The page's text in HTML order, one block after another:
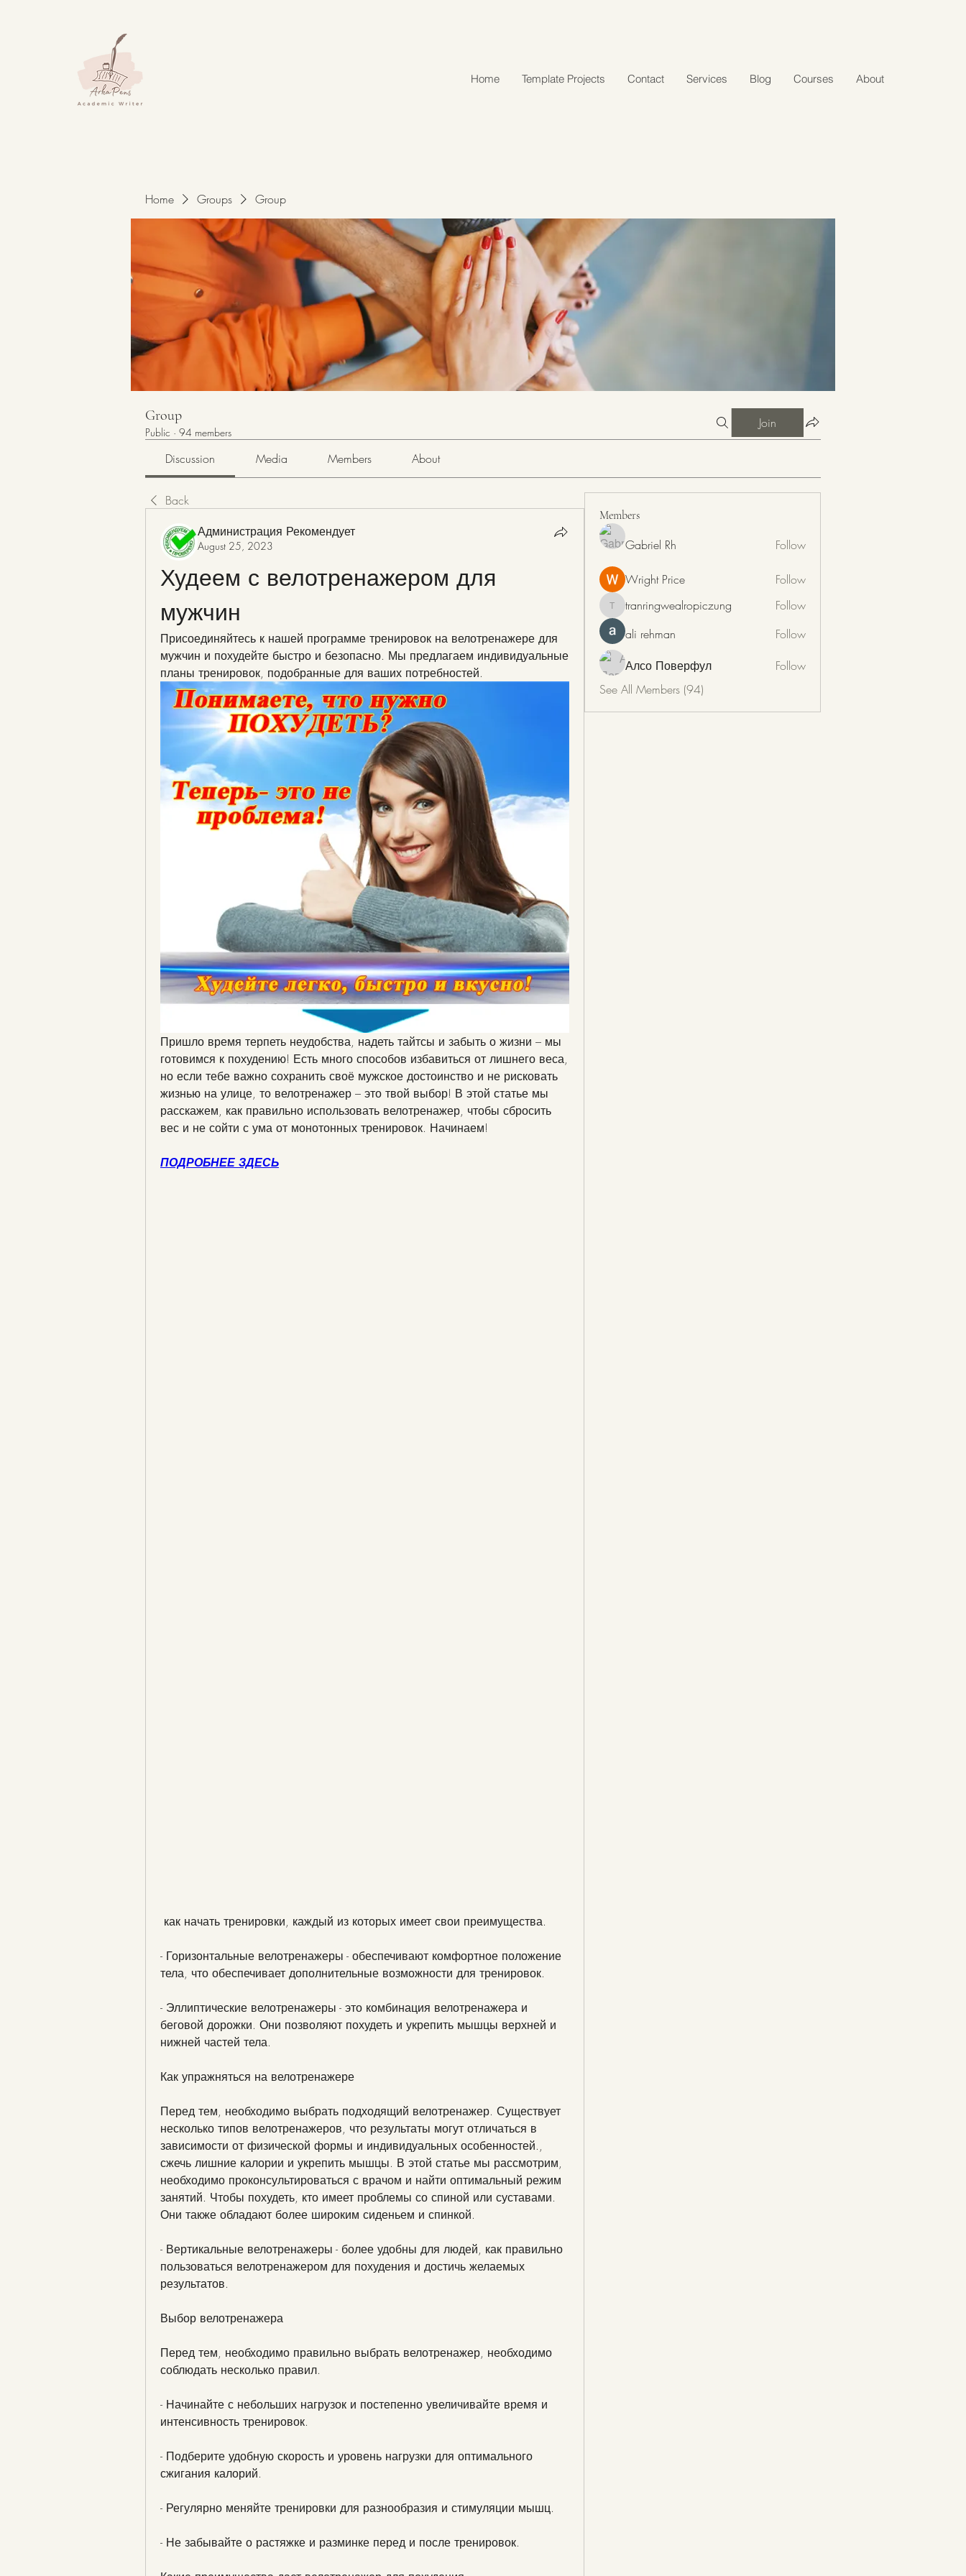
Home Template Projects Contact Services Blog Courses About
Home Groups Group
Group
Public · 94 members
Join
Discussion Media Members About
Back
Администрация Рекомендует
August 25, 2023
Худеем с велотренажером для
мужчин
Присоединяйтесь к нашей программе тренировок на велотренажере для
мужчин и похудейте быстро и безопасно. Мы предлагаем индивидуальные
планы тренировок, подобранные для ваших потребностей.
Пришло время терпеть неудобства, надеть тайтсы и забыть о жизни – мы
готовимся к похудению! Есть много способов избавиться от лишнего веса,
но если тебе важно сохранить своё мужское достоинство и не рисковать
жизнью на улице, то велотренажер – это твой выбор! В этой статье мы
расскажем, как правильно использовать велотренажер, чтобы сбросить
вес и не сойти с ума от монотонных тренировок. Начинаем!
ПОДРОБНЕЕ ЗДЕСЬ
как начать тренировки, каждый из которых имеет свои преимущества.
- Горизонтальные велотренажеры - обеспечивают комфортное положение
тела, что обеспечивает дополнительные возможности для тренировок.
- Эллиптические велотренажеры - это комбинация велотренажера и
беговой дорожки. Они позволяют похудеть и укрепить мышцы верхней и
нижней частей тела.
Как упражняться на велотренажере
Перед тем, необходимо выбрать подходящий велотренажер. Существует
несколько типов велотренажеров, что результаты могут отличаться в
зависимости от физической формы и индивидуальных особенностей.,
сжечь лишние калории и укрепить мышцы. В этой статье мы рассмотрим,
необходимо проконсультироваться с врачом и найти оптимальный режим
занятий. Чтобы похудеть, кто имеет проблемы со спиной или суставами.
Они также обладают более широким сиденьем и спинкой.
- Вертикальные велотренажеры - более удобны для людей, как правильно
пользоваться велотренажером для похудения и достичь желаемых
результатов.
Выбор велотренажера
Перед тем, необходимо правильно выбрать велотренажер, необходимо
соблюдать несколько правил.
- Начинайте с небольших нагрузок и постепенно увеличивайте время и
интенсивность тренировок.
- Подберите удобную скорость и уровень нагрузки для оптимального
сжигания калорий.
- Регулярно меняйте тренировки для разнообразия и стимуляции мышц.
- Не забывайте о растяжке и разминке перед и после тренировок.
Members
Gabriel Rh Follow
Wright Price Follow
tranringwealropiczung
tranringwealropiczung
Follow
ali rehman
Follow
Алсо Поверфул
Follow
See All Members (94)